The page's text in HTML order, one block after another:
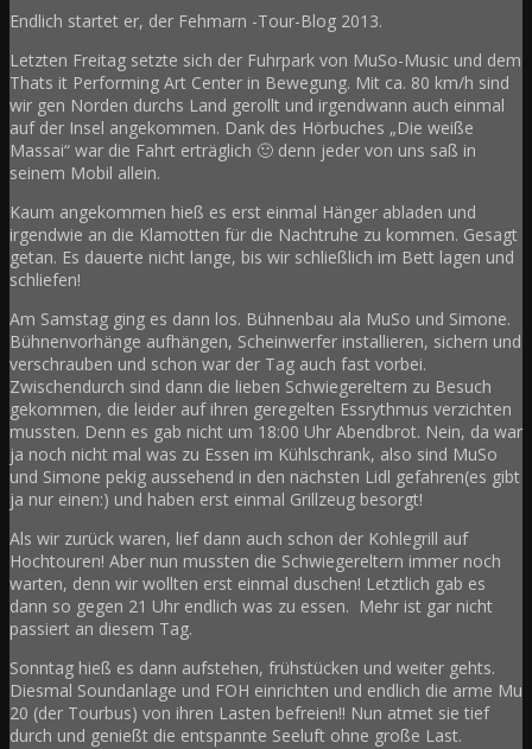
Endlich startet er, der Fehmarn -Tour-Blog 2013.
Letzten Freitag setzte sich der Fuhrpark von MuSo-Music und dem
Thats it Performing Art Center in Bewegung. Mit ca. 80 km/h sind
wir gen Norden durchs Land gerollt und irgendwann auch einmal
auf der Insel angekommen. Dank des Hörbuches „Die weiße
Massai“ war die Fahrt erträglich 🙂 denn jeder von uns saß in
seinem Mobil allein.
Kaum angekommen hieß es erst einmal Hänger abladen und
irgendwie an die Klamotten für die Nachtruhe zu kommen. Gesagt
getan. Es dauerte nicht lange, bis wir schließlich im Bett lagen und
schliefen!
Am Samstag ging es dann los. Bühnenbau ala MuSo und Simone.
Bühnenvorhänge aufhängen, Scheinwerfer installieren, sichern und
verschrauben und schon war der Tag auch fast vorbei.
Zwischendurch sind dann die lieben Schwiegereltern zu Besuch
gekommen, die leider auf ihren geregelten Essrythmus verzichten
mussten. Denn es gab nicht um 18:00 Uhr Abendbrot. Nein, da war
ja noch nicht mal was zu Essen im Kühlschrank, also sind MuSo
und Simone pekig aussehend in den nächsten Lidl gefahren(es gibt
ja nur einen:) und haben erst einmal Grillzeug besorgt!
Als wir zurück waren, lief dann auch schon der Kohlegrill auf
Hochtouren! Aber nun mussten die Schwiegereltern immer noch
warten, denn wir wollten erst einmal duschen! Letztlich gab es
dann so gegen 21 Uhr endlich was zu essen. Mehr ist gar nicht
passiert an diesem Tag.
Sonntag hieß es dann aufstehen, frühstücken und weiter gehts.
Diesmal Soundanlage und FOH einrichten und endlich die arme Mu
20 (der Tourbus) von ihren Lasten befreien!! Nun atmet sie tief
durch und genießt die entspannte Seeluft ohne große Last.